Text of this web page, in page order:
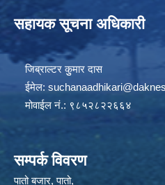
सहायक सूचना अधिकारी
जिब्राल्टर कुुमार दास
ईमेल:
मोवाईल नं.: ९८५२८२२६६४
सम्पर्क विवरण
पातो बजार, पातो,